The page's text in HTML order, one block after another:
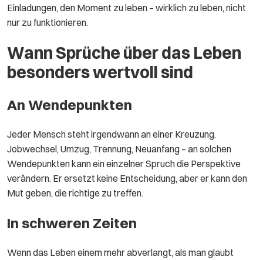
Einladungen, den Moment zu leben – wirklich zu leben, nicht
nur zu funktionieren.
Wann Sprüche über das Leben
besonders wertvoll sind
An Wendepunkten
Jeder Mensch steht irgendwann an einer Kreuzung.
Jobwechsel, Umzug, Trennung, Neuanfang – an solchen
Wendepunkten kann ein einzelner Spruch die Perspektive
verändern. Er ersetzt keine Entscheidung, aber er kann den
Mut geben, die richtige zu treffen.
In schweren Zeiten
Wenn das Leben einem mehr abverlangt, als man glaubt